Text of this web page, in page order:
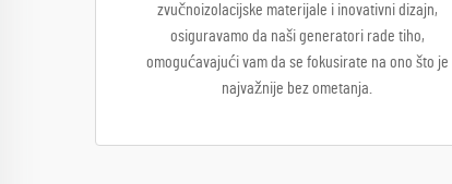
zvučnoizolacijske materijale i inovativni dizajn,
osiguravamo da naši generatori rade tiho,
omogućavajući vam da se fokusirate na ono što je
najvažnije bez ometanja.